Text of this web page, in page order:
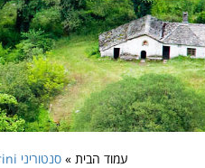
עמוד הבית » סנטוריני Santorini - האיים הקיקלאדיים